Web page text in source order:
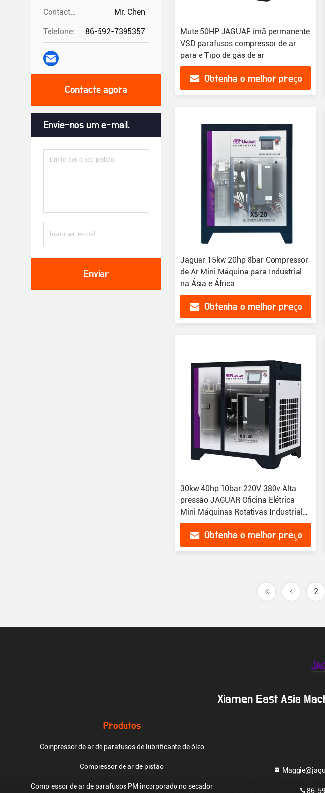
Contactos: Mr. Chen
Telefone: 86-592-7395357
Contacte agora
Envie-nos um e-mail.
Enviar
Mute 50HP JAGUAR ímã permanente
VSD parafusos compressor de ar
para e Tipo de gás de ar
Obtenha o melhor preço
Jaguar 15kw 20hp 8bar Compressor
de Ar Mini Máquina para Industrial
na Ásia e África
Obtenha o melhor preço
30kw 40hp 10bar 220V 380v Alta
pressão JAGUAR Oficina Elétrica
Mini Máquinas Rotativas Industrial
Compressor de ar de tipo parafuso
Obtenha o melhor preço
2
Xiamen East Asia
Produtos
Compressor de ar de parafusos de lubrificante de óleo
Compressor de ar de pistão
Compressor de ar de parafusos PM incorporado no secador 86-